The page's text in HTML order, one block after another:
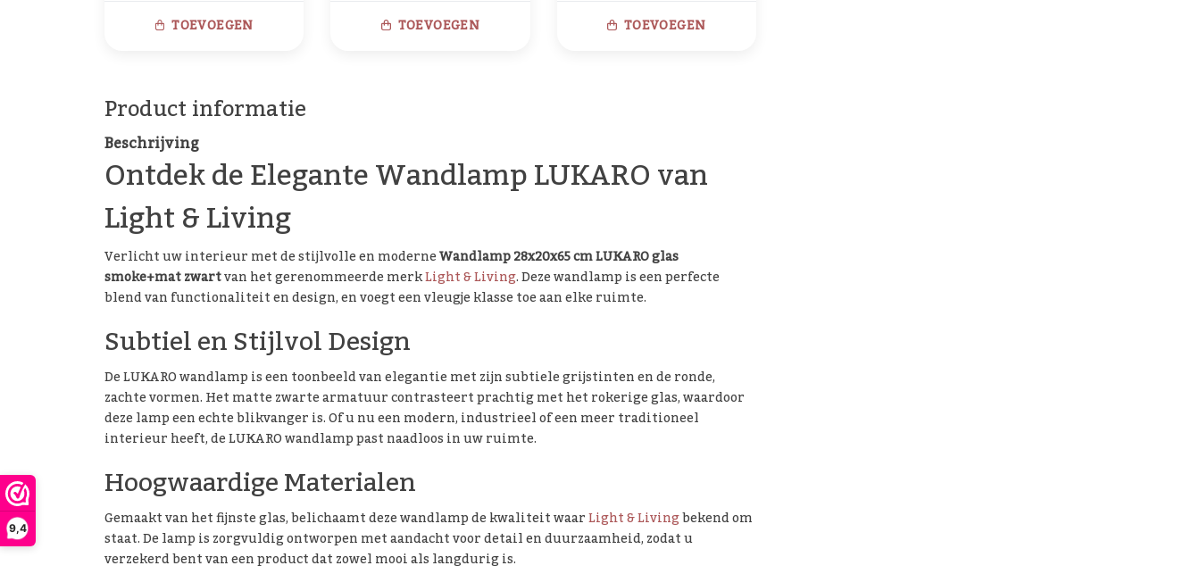
9,4
TOEVOEGEN TOEVOEGEN TOEVOEGEN
Product informatie
Beschrijving
Ontdek de Elegante Wandlamp LUKARO van
Light & Living
Verlicht uw interieur met de stijlvolle en moderneWandlamp 28x20x65 cm LUKARO glas
smoke+mat zwartvan het gerenommeerde merkLight & Living. Deze wandlamp is een perfecte
blend van functionaliteit en design, en voegt een vleugje klasse toe aan elke ruimte.
Subtiel en Stijlvol Design
De LUKARO wandlamp is een toonbeeld van elegantie met zijn subtiele grijstinten en de ronde,
zachte vormen. Het matte zwarte armatuur contrasteert prachtig met het rokerige glas, waardoor
deze lamp een echte blikvanger is. Of u nu een modern, industrieel of een meer traditioneel
interieur heeft, de LUKARO wandlamp past naadloos in uw ruimte.
Hoogwaardige Materialen
Gemaakt van het fijnste glas, belichaamt deze wandlamp de kwaliteit waarLight & Livingbekend om
staat. De lamp is zorgvuldig ontworpen met aandacht voor detail en duurzaamheid, zodat u
verzekerd bent van een product dat zowel mooi als langdurig is.